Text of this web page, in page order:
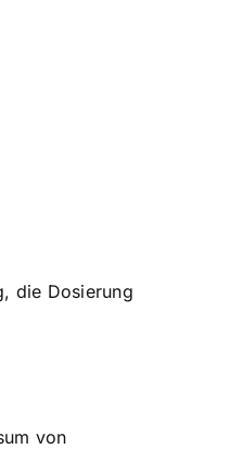
die Dosierung
von